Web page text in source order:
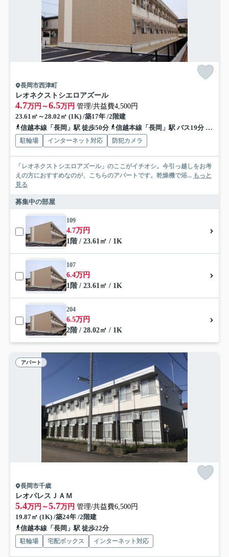
長岡市西津町
レオネクストシエロアズール
4.7万円～6.5万円 管理/共益費4,500円
23.61㎡～28.02㎡ (1K) /築17年 /2階建
信越本線「長岡」駅 徒歩50分
信越本線「長岡」駅 バス19分 「三ツ郷屋」 停歩3分
駐輪場 インターネット対応 防犯カメラ
「レオネクストシエロアズール」のここがイチオシ。今引っ越しをお考
えの方におすすめなのが、こちらのアパートです。乾燥機で浴... もっと
見る
募集中の部屋
109
4.7万円
1階 / 23.61㎡ / 1K
107
6.4万円
1階 / 23.61㎡ / 1K
204
6.5万円
2階 / 28.02㎡ / 1K
アパート
長岡市千歳
レオパレスＪＡＭ
5.4万円～5.7万円 管理/共益費6,500円
19.87㎡ (1K) /築24年 /2階建
信越本線「長岡」駅 徒歩22分
駐輪場 宅配ボックス インターネット対応